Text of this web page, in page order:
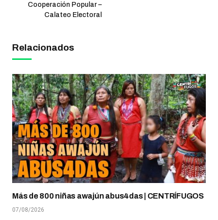
Cooperación Popular –
Calateo Electoral
Relacionados
Más de 800 niñas awajún abus4das | CENTRÍFUGOS
07/08/2026